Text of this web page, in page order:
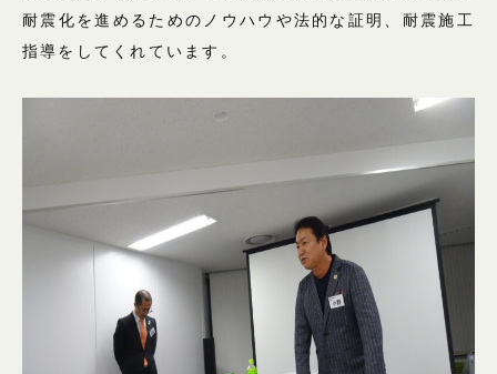
耐震化を進めるためのノウハウや法的な証明、耐震施工
指導をしてくれています。